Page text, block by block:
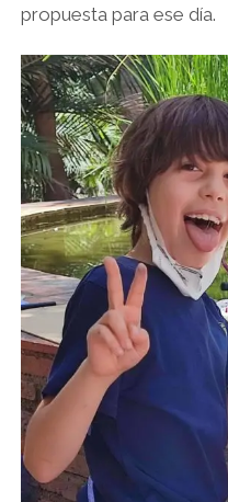
propuesta para ese día.